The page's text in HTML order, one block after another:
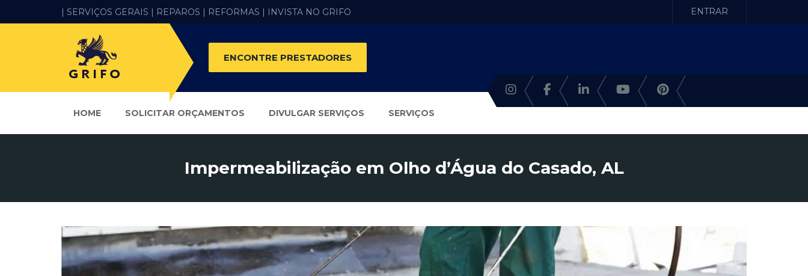
| SERVIÇOS GERAIS | REPAROS | REFORMAS | INVISTA NO GRIFO ENTRAR
ENCONTRE PRESTADORES
HOME SOLICITAR ORÇAMENTOS DIVULGAR SERVIÇOS SERVIÇOS
Impermeabilização em Olho d’Água do Casado, AL